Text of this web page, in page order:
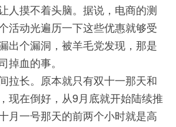
人摸不着头脑。据说，电商的测
活动光遍历一下这些优惠就够受
出个漏洞，被羊毛党发现，那是
掉血的事。
拉长。原本就只有双十一那天和
现在倒好，从9月底就开始陆续推
月一号那天的前两个小时就是高